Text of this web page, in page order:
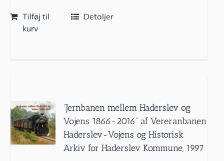
Tilføj til
kurv
Detaljer
”Jernbanen mellem Haderslev og
Vojens 1866-2016” af Vereranbanen
Haderslev-Vojens og Historisk
Arkiv for Haderslev Kommune, 1997